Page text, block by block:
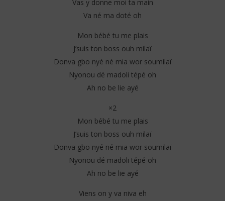
Vas y donne moi ta main
Va né ma doté oh
Mon bébé tu me plais
J’suis ton boss ouh milaï
Donva gbo nyé né mia wor soumilaï
Nyonou dé madoli tépé oh
Ah no be lie ayé
×2
Mon bébé tu me plais
J’suis ton boss ouh milaï
Donva gbo nyé né mia wor soumilaï
Nyonou dé madoli tépé oh
Ah no be lie ayé
Viens on y va niva eh